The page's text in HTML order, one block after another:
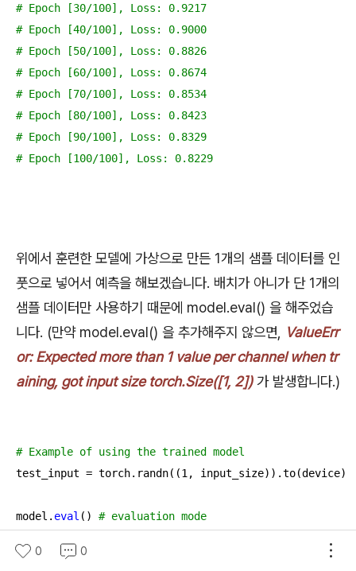
# Epoch [30/100], Loss: 0.9217
# Epoch [40/100], Loss: 0.9000
# Epoch [50/100], Loss: 0.8826
# Epoch [60/100], Loss: 0.8674
# Epoch [70/100], Loss: 0.8534
# Epoch [80/100], Loss: 0.8423
# Epoch [90/100], Loss: 0.8329
# Epoch [100/100], Loss: 0.8229
위에서 훈련한 모델에 가상으로 만든 1개의 샘플 데이터를 인
풋으로 넣어서 예측을 해보겠습니다. 배치가 아니가 단 1개의
샘플 데이터만 사용하기 때문에 model.eval() 을 해주었습
니다. (만약 model.eval() 을 추가해주지 않으면,
ValueErr
or: Expected more than 1 value per channel when tr
aining, got input size torch.Size([1, 2])가 발생합니다.)
# Example of using the trained model
test_input = torch.randn((1 , input_size)).to(device)
model. eval () # evaluation mode
    predicted_output = model(test_input)
0 0